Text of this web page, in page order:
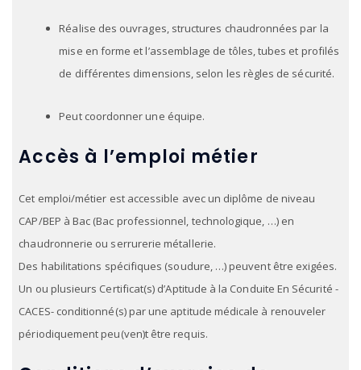
Réalise des ouvrages, structures chaudronnées par la
mise en forme et l’assemblage de tôles, tubes et profilés
de différentes dimensions, selon les règles de sécurité.
Peut coordonner une équipe.
Accès à l’emploi métier
Cet emploi/métier est accessible avec un diplôme de niveau
CAP/BEP à Bac (Bac professionnel, technologique, …) en
chaudronnerie ou serrurerie métallerie.
Des habilitations spécifiques (soudure, …) peuvent être exigées.
Un ou plusieurs Certificat(s) d’Aptitude à la Conduite En Sécurité -
CACES- conditionné(s) par une aptitude médicale à renouveler
périodiquement peu(ven)t être requis.